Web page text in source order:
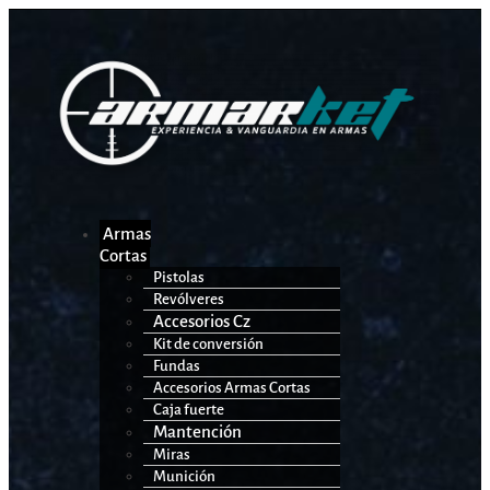
Armas
Cortas
Pistolas
Revólveres
Accesorios Cz
Kit de conversión
Fundas
Accesorios Armas Cortas
Caja fuerte
Mantención
Miras
Munición